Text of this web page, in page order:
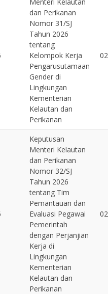
dan Perikanan
Nomor 31/SJ
Tahun 2026
tentang
Kelompok Kerja
Pengarusutamaan
Gender di
Lingkungan
Kementerian
Kelautan dan
Perikanan
Keputusan
Menteri Kelautan
dan Perikanan
Nomor 32/SJ
Tahun 2026
tentang Tim
Pemantauan dan
Evaluasi Pegawai
Pemerintah
dengan Perjanjian
Kerja di
Lingkungan
Kementerian
Kelautan dan
Perikanan